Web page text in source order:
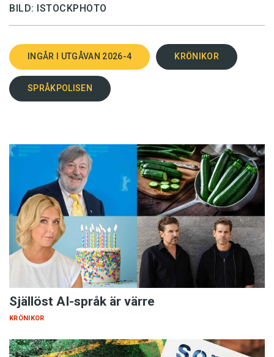
BILD: ISTOCKPHOTO
INGÅR I UTGÅVAN 2026-4 KRÖNIKOR
SPRÅKPOLISEN
Själlöst AI-språk är värre
KRÖNIKOR